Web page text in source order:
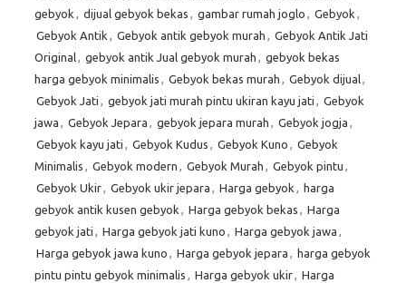
gebyok , dijual gebyok bekas , gambar rumah joglo , Gebyok ,
Gebyok Antik , Gebyok antik gebyok murah , Gebyok Antik Jati
Original, gebyok antik Jual gebyok murah , gebyok bekas
harga gebyok minimalis , Gebyok bekas murah , Gebyok dijual,
Gebyok Jati , gebyok jati murah pintu ukiran kayu jati , Gebyok
jawa , Gebyok Jepara , gebyok jepara murah , Gebyok jogja ,
Gebyok kayu jati , Gebyok Kudus , Gebyok Kuno , Gebyok
Minimalis , Gebyok modern , Gebyok Murah , Gebyok pintu ,
Gebyok Ukir, Gebyok ukir jepara , Harga gebyok , harga
gebyok antik kusen gebyok , Harga gebyok bekas , Harga
gebyok jati , Harga gebyok jati kuno , Harga gebyok jawa ,
Harga gebyok jawa kuno , Harga gebyok jepara , harga gebyok
pintu pintu gebyok minimalis , Harga gebyok ukir, Harga